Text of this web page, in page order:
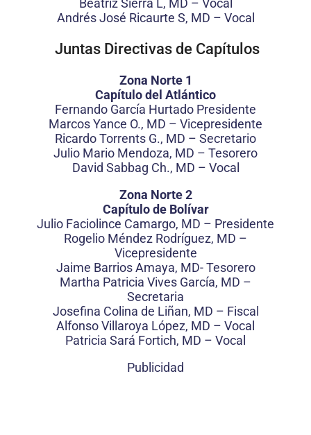
Beatriz Sierra L, MD – Vocal
Andrés José Ricaurte S, MD – Vocal
Juntas Directivas de Capítulos
Zona Norte 1
Capítulo del Atlántico
Fernando García Hurtado Presidente
Marcos Yance O., MD – Vicepresidente
Ricardo Torrents G., MD – Secretario
Julio Mario Mendoza, MD – Tesorero
David Sabbag Ch., MD – Vocal
Zona Norte 2
Capítulo de Bolívar
Julio Faciolince Camargo, MD – Presidente
Rogelio Méndez Rodríguez, MD –
Vicepresidente
Jaime Barrios Amaya, MD- Tesorero
Martha Patricia Vives García, MD –
Secretaria
Josefina Colina de Liñan, MD – Fiscal
Alfonso Villaroya López, MD – Vocal
Patricia Sará Fortich, MD – Vocal
Publicidad